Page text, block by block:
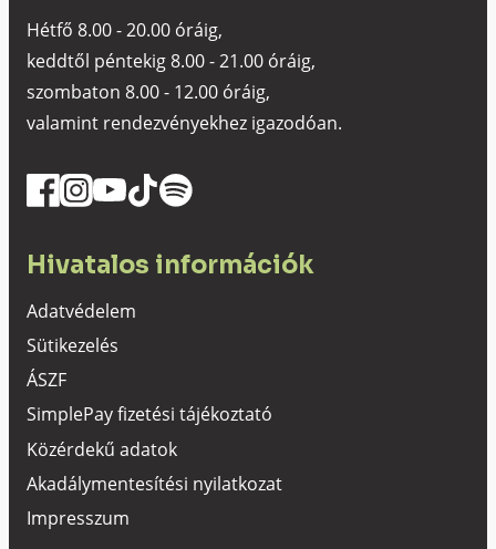
Hétfő 8.00 - 20.00 óráig,
keddtől péntekig 8.00 - 21.00 óráig,
szombaton 8.00 - 12.00 óráig,
valamint rendezvényekhez igazodóan.
Hivatalos információk
Adatvédelem
Sütikezelés
ÁSZF
SimplePay fizetési tájékoztató
Közérdekű adatok
Akadálymentesítési nyilatkozat
Impresszum